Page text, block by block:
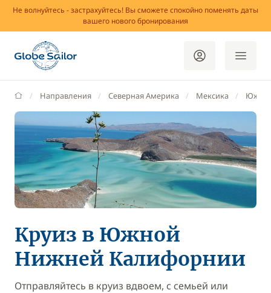
Не волнуйтесь - застрахуйтесь! Вы сможете спокойно поменять даты
вашего нового бронирования
GlobeSailor
Направления Северная Америка Мексика
Круиз в Южной
Нижней Калифорнии
Отправляйтесь в круиз вдвоем, с семьей или